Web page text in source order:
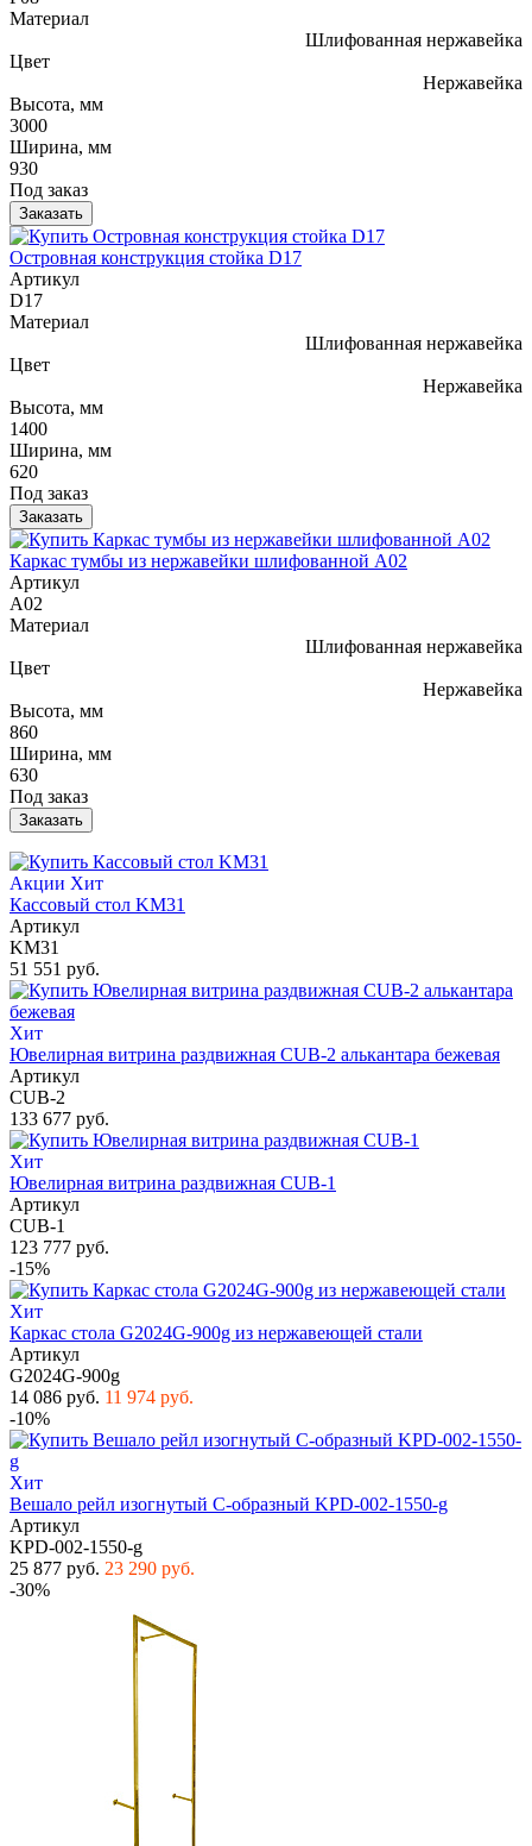
Материал
Шлифованная нержавейка
Цвет
Нержавейка
Высота, мм
3000
Ширина, мм
930
Под заказ
Заказать
Островная конструкция стойка D17
Артикул
D17
Материал
Шлифованная нержавейка
Цвет
Нержавейка
Высота, мм
1400
Ширина, мм
620
Под заказ
Заказать
Каркас тумбы из нержавейки шлифованной A02
Артикул
A02
Материал
Шлифованная нержавейка
Цвет
Нержавейка
Высота, мм
860
Ширина, мм
630
Под заказ
Заказать
Акции Хит
Кассовый стол KM31
Артикул
KM31
51 551 руб.
Хит
Ювелирная витрина раздвижная CUB-2 алькантара бежевая
Артикул
CUB-2
133 677 руб.
Хит
Ювелирная витрина раздвижная CUB-1
Артикул
CUB-1
123 777 руб.
-15%
Хит
Каркас стола G2024G-900g из нержавеющей стали
Артикул
G2024G-900g
14 086 руб. 11 974 руб.
-10%
Хит
Вешало рейл изогнутый С-образный KPD-002-1550-g
Артикул
KPD-002-1550-g
25 877 руб. 23 290 руб.
-30%